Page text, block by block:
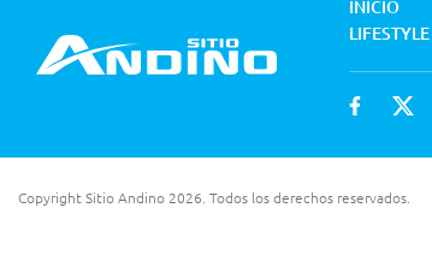
INICIO
LIFESTYLE
Copyright Sitio Andino 2026. Todos los derechos reservados.